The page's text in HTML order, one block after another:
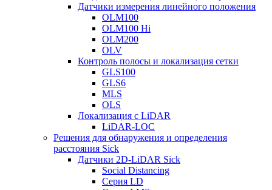
Датчики измерения линейного положения
OLM100
OLM100 Hi
OLM200
OLV
Контроль полосы и локализация сетки
GLS100
GLS6
MLS
OLS
Локализация с LiDAR
LiDAR-LOC
Решения для обнаружения и определения
расстояния Sick
Датчики 2D-LiDAR Sick
Social Distancing
Серия LD